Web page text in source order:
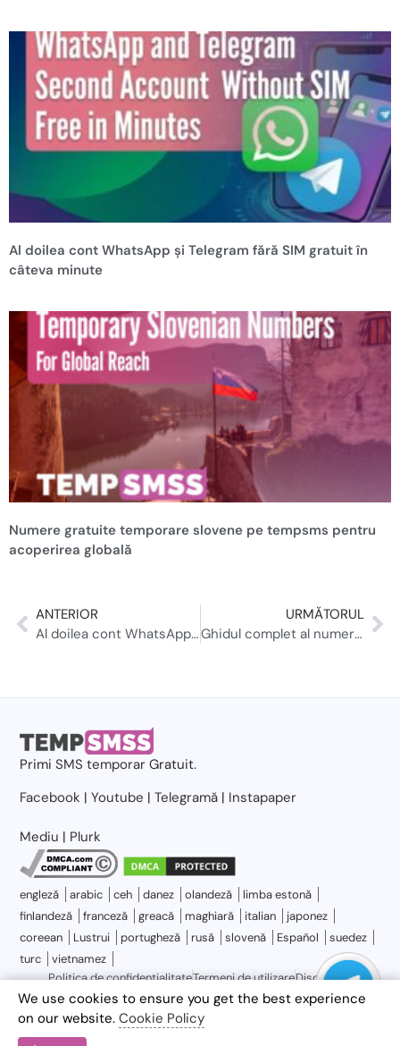
Al doilea cont WhatsApp și Telegram fără SIM gratuit în
câteva minute
Numere gratuite temporare slovene pe tempsms pentru
acoperirea globală
ANTERIOR
Al doilea cont WhatsApp și Telegram fără SIM gratuit în câteva minute
URMĂTORUL
Ghidul complet al numerelor de telefon temporare: ce sunt, cum funcționează și când să le folosești (2026)
PrimiSMS temporar Gratuit.
Facebook |Youtube |Telegramă | Instapaper
Mediu | Plurk
engleză arabic ceh danez olandeză
limba estonă
finlandeză
franceză greacă maghiară italian
japonez
coreean
Lustrui portugheză rusă slovenă Español
suedez
turc
vietnamez
Politica de confidențialitateTermeni de utilizareDisclaimer
Despre Temp SMSBloguriContactaţi-neHarta site-ului
We use cookies to ensure you get the best experience
on our website. Cookie Policy